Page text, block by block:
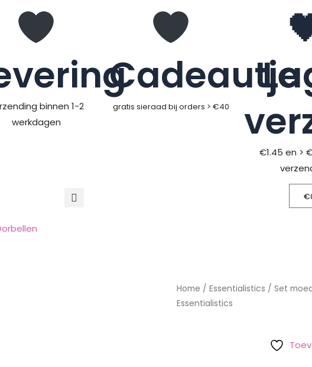
binnen 1-2
werkdagen
Cadeautje
gratis sieraad bij orders > €40
€1.45 en >
€
Home / Essentialistics / Set
Essentialistics